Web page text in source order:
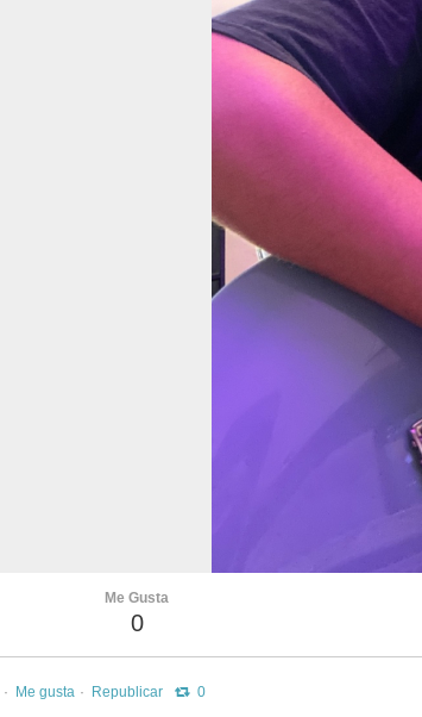
Me Gusta
0
Me gusta Republicar 0